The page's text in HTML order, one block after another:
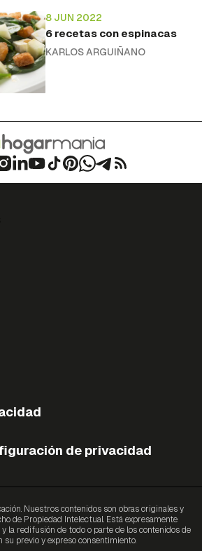
8 JUN 2022
6 recetas con espinacas
KARLOS ARGUIÑANO
de privacidad
Nuestros contenidos son obras originales y
de Propiedad Intelectual. Está expresamente
la redifusión de todo o parte de los contenidos de
su previo y expreso consentimiento.